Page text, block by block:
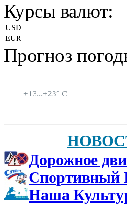
Курсы валют:
USD
EUR
Прогноз
+13...+23° C
Дорожное
Спортивный
Наша